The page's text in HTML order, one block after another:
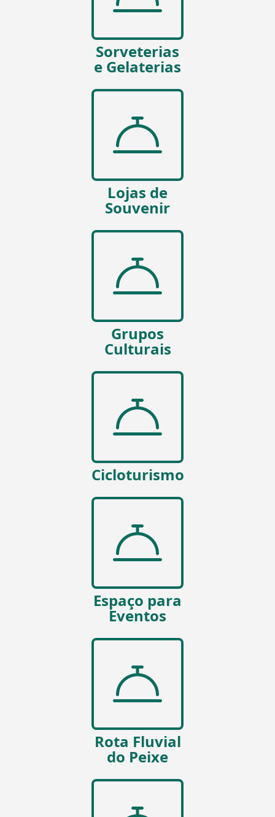
Sorveterias
e Gelaterias
Lojas de
Souvenir
Grupos
Culturais
Cicloturismo
Espaço para
Eventos
Rota Fluvial
do Peixe